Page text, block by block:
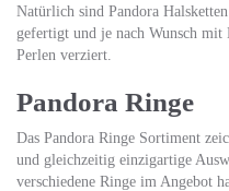
Natürlich sind Pandora
gefertigt und je nach Wunsch
Perlen verziert.
Pandora Ringe
Das Pandora Ringe Sortiment
und gleichzeitig einzigartige
verschiedene Ringe im Angebot